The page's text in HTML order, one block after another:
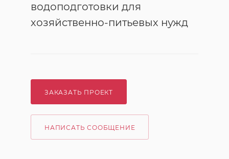
водоподготовки для
хозяйственно-питьевых нужд
ЗАКАЗАТЬ ПРОЕКТ
НАПИСАТЬ СООБЩЕНИЕ